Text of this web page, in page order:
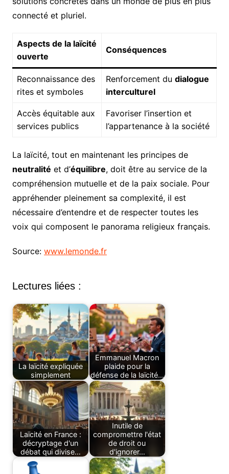
connecté et pluriel.
Aspects de la laïcité
ouverte
Conséquences
Reconnaissance des
rites et symboles
Renforcement du dialogue
interculturel
Accès équitable aux
services publics
Favoriser l’insertion et
l’appartenance à la société
La laïcité, tout en maintenant les principes de
neutralité et d’équilibre, doit être au service de la
compréhension mutuelle et de la paix sociale. Pour
appréhender pleinement sa complexité, il est
nécessaire d’entendre et de respecter toutes les
voix qui composent le panorama religieux français.
Source: www.lemonde.fr
Lectures liées :
La laïcité expliquée
simplement
Emmanuel Macron
plaide pour la
défense de la laïcité…
Laïcité en France :
décryptage d'un
débat qui divise…
Inutile de
compromettre l'état
de droit ou
d'ignorer…